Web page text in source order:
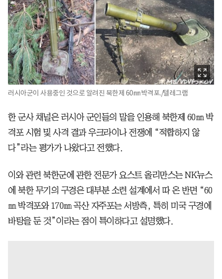
러시아군이 사용중인 것으로 알려진 북한제 60㎜ 박격포./텔레그램
한 군사 채널은 러시아 군인들의 말을 인용해 북한제 60㎜ 박
격포 시험 및 사격 결과 우크라이나 전쟁에 “적합하지 않
다”라는 평가가 나왔다고 전했다.
이와 관련 북한군에 관한 전문가 요스트 올리만스는 NK뉴스
에 북한 무기의 구경은 대부분 소련 설계에서 따 온 반면 “60
㎜ 박격포와 170㎜ 곡산 자주포는 서방측, 특히 미국 구경에
바탕을 둔 것”이라는 점이 특이하다고 설명했다.